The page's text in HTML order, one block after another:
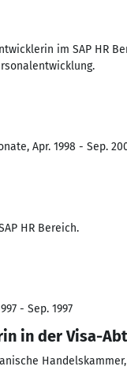
im SAP HR
Apr. 1998 - Sep.
HR Bereich.
- Sep. 1997
in der Visa-